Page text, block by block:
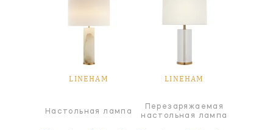
LINEHAM
Настольная лампа
LINEHAM
Перезаряжаемая
настольная лампа